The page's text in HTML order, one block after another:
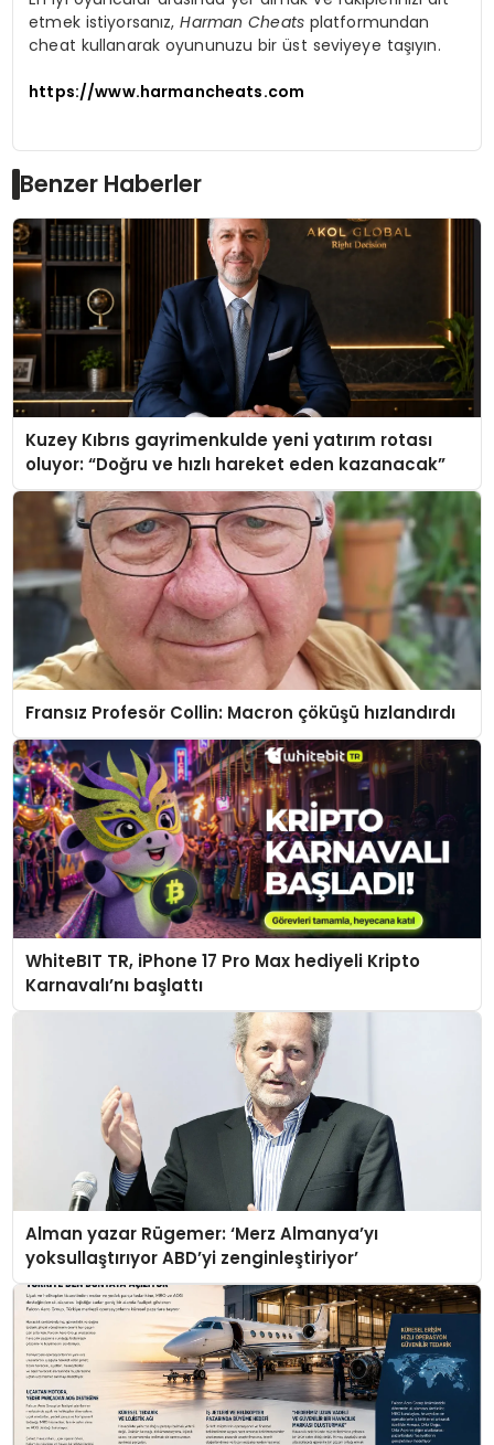
etmek istiyorsanız,Harman Cheatsplatformundan
cheat kullanarak oyununuzu bir üst seviyeye taşıyın.
https://www.harmancheats.com
Benzer Haberler
Kuzey Kıbrıs gayrimenkulde yeni yatırım rotası
oluyor: “Doğru ve hızlı hareket eden kazanacak”
Fransız Profesör Collin: Macron çöküşü hızlandırdı
WhiteBIT TR, iPhone 17 Pro Max hediyeli Kripto
Karnavalı’nı başlattı
Alman yazar Rügemer: ‘Merz Almanya’yı
yoksullaştırıyor ABD’yi zenginleştiriyor’